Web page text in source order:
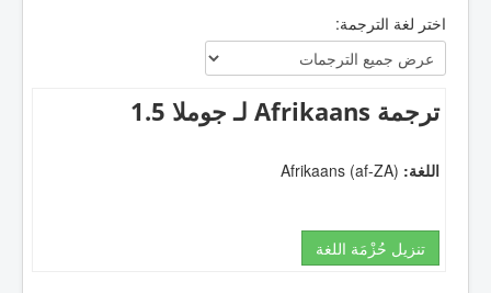
اختر لغة الترجمة:
ترجمة Afrikaans لـ جوملا 1.5
اللغة:
تنزيل حُزْمَة اللغة